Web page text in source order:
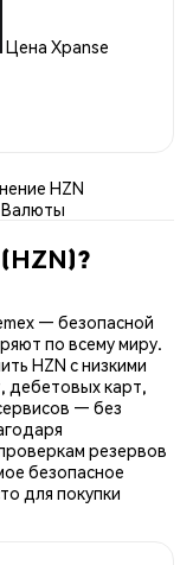
Цена Xpanse
HZN
— безопасной
по всему миру.
HZN с низкими
дебетовых карт,
— без
резервов
безопасное
для покупки